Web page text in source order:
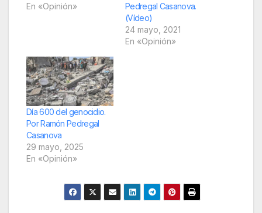
En «Opinión»
Pedregal Casanova.
(Vídeo)
24 mayo, 2021
En «Opinión»
Día 600 del genocidio.
Por Ramón Pedregal
Casanova
29 mayo, 2025
En «Opinión»